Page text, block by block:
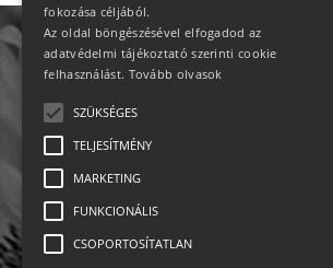
Impresszum-kapcsolat
fokozása céljából.
Az oldal böngészésével elfogadod az
adatvédelmi tájékoztató szerinti cookie
felhasználást. Tovább olvasok
SZÜKSÉGES
TELJESÍTMÉNY
MARKETING
FUNKCIONÁLIS
CSOPORTOSÍTATLAN